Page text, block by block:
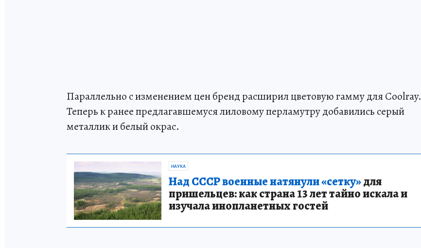
Параллельно с изменением цен бренд расширил цветовую гамму для Coolray.
Теперь к ранее предлагавшемуся лиловому перламутру добавились серый
металлик и белый окрас.
НАУКА
Над СССР военные натянули «сетку»для
пришельцев: как страна 13 лет тайно искала и
изучала инопланетных гостей